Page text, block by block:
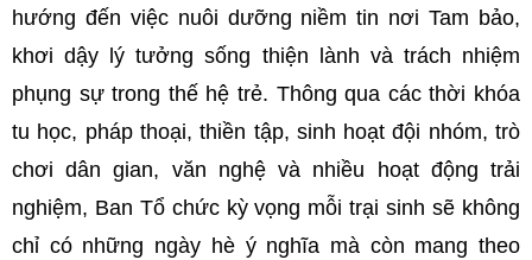
hướng đến việc nuôi dưỡng niềm tin nơi Tam bảo,
khơi dậy lý tưởng sống thiện lành và trách nhiệm
phụng sự trong thế hệ trẻ. Thông qua các thời khóa
tu học, pháp thoại, thiền tập, sinh hoạt đội nhóm, trò
chơi dân gian, văn nghệ và nhiều hoạt động trải
nghiệm, Ban Tổ chức kỳ vọng mỗi trại sinh sẽ không
chỉ có những ngày hè ý nghĩa mà còn mang theo